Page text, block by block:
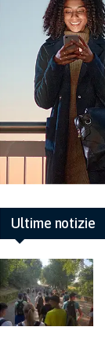
Ultime notizie